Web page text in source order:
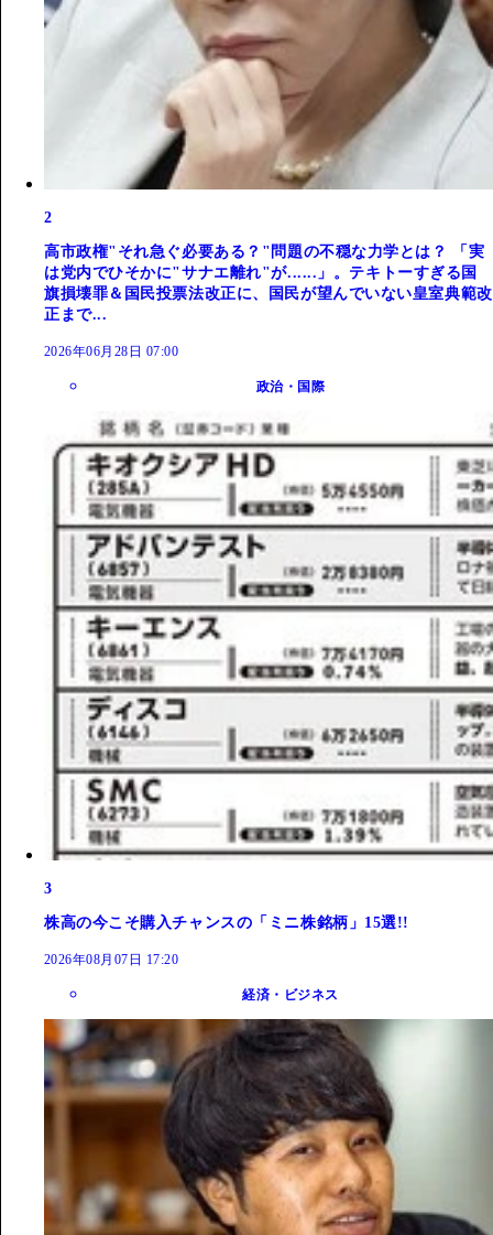
2
高市政権"それ急ぐ必要ある？"問題の不穏な力学とは？ 「実
は党内でひそかに"サナエ離れ"が......」。テキトーすぎる国
旗損壊罪＆国民投票法改正に、国民が望んでいない皇室典範改
正まで...
2026年06月28日 07:00
政治・国際
3
株高の今こそ購入チャンスの「ミニ株銘柄」15選!!
2026年08月07日 17:20
経済・ビジネス